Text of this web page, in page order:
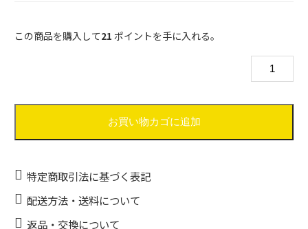
この商品を購入して21 ポイントを手に入れる。
ク
お買い物カゴに追加
特定商取引法に基づく表記
配送方法・送料について
返品・交換について